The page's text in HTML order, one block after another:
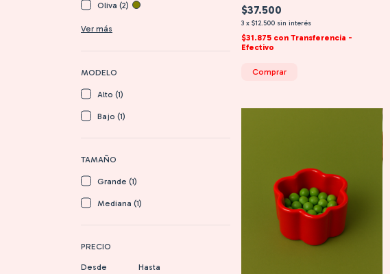
Oliva (2)
Ver más
MODELO
Alto (1)
Bajo (1)
TAMAÑO
Grande (1)
Mediana (1)
PRECIO
Desde Hasta
$37.500
3 x$12.500 sin interés
$31.875 con Transferencia -
Efectivo
Comprar